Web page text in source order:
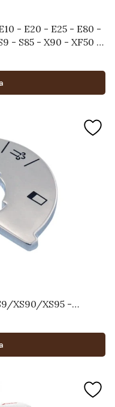
- X90 - XF50 -
spieniającego
XS90/XS95 -